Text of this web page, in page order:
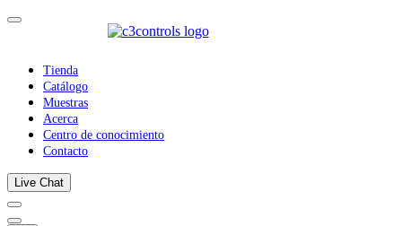
Tienda
Catálogo
Muestras
Acerca
Centro de conocimiento
Contacto
Live Chat